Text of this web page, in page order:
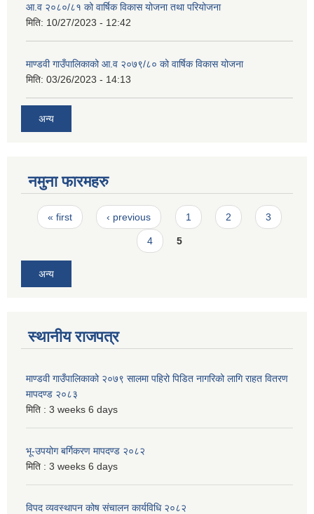
आ.व २०८०/८१ को वार्षिक विकास योजना तथा परियोजना
मिति: 10/27/2023 - 12:42
माण्डवी गाउँपालिकाको आ.व २०७९/८० को वार्षिक विकास योजना
मिति: 03/26/2023 - 14:13
अन्य
नमुना फारमहरु
Pages
« first ‹ previous 1 2 3
4 5
अन्य
स्थानीय राजपत्र
माण्डवी गाउँपालिकाको २०७९ सालमा पहिरो पिडित नागरिको लागि राहत वितरण
मापदण्ड २०८३
मिति : 3 weeks 6 days
भू-उपयोग बर्गिकरण मापदण्ड २०८२
मिति : 3 weeks 6 days
विपद व्यवस्थापन कोष संचालन कार्यविधि २०८२